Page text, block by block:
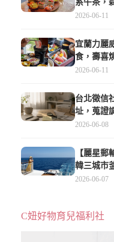
系午茶，
2026-06-11
宜蘭力麗
食，壽喜
2026-06-11
台北徵信
址，蒐證
2026-06-08
【麗星郵
韓三城市
級、表演
2026-06-07
C妞好物育兒福利社